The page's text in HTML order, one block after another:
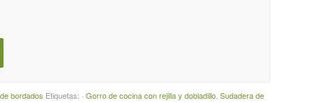
bordados Etiquetas: · Gorro de cocina con rejilla y dobladillo ,Sudadera de